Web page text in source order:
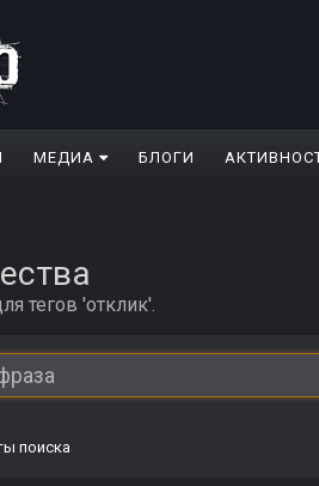
МЕДИА БЛОГИ
тегов 'отклик'.
поиска